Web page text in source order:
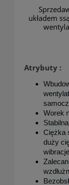
układem
Atrybuty :
Worek
Ciężka
duży
wibracje